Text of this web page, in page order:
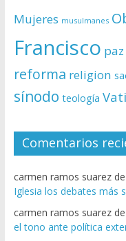
Mujeres musulmanes
Francisco paz
reforma religion
sínodo teología
Comentarios
carmen ramos suarez
Iglesia los debates más
carmen ramos suarez
el tono ante política